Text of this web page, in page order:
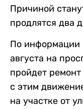
Причиной
продлятся два
По информации
августа на
пройдет
с этим
на участке от